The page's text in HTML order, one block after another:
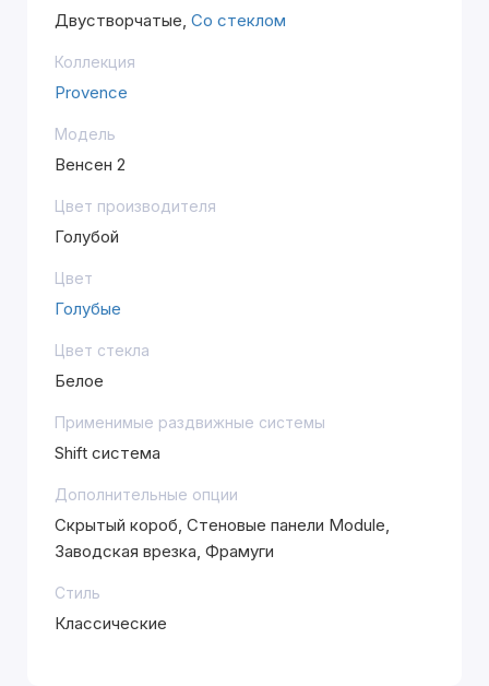
Двустворчатые, Со стеклом
Коллекция
Provence
Модель
Венсен 2
Цвет производителя
Голубой
Цвет
Голубые
Цвет стекла
Белое
Применимые раздвижные системы
Shift система
Дополнительные опции
Скрытый короб, Стеновые панели Module,
Заводская врезка, Фрамуги
Стиль
Классические